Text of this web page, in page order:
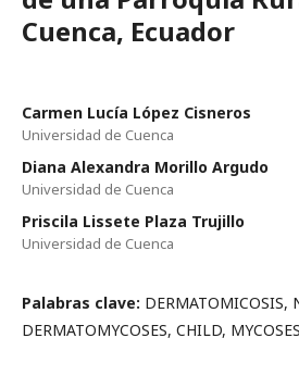
Cuenca, Ecuador
Carmen Lucía López Cisneros
Universidad de Cuenca
Diana Alexandra Morillo Argudo
Universidad de Cuenca
Priscila Lissete Plaza Trujillo
Universidad de Cuenca
Palabras clave: DERMATOMICOSIS,
DERMATOMYCOSES, CHILD, MYCOSES